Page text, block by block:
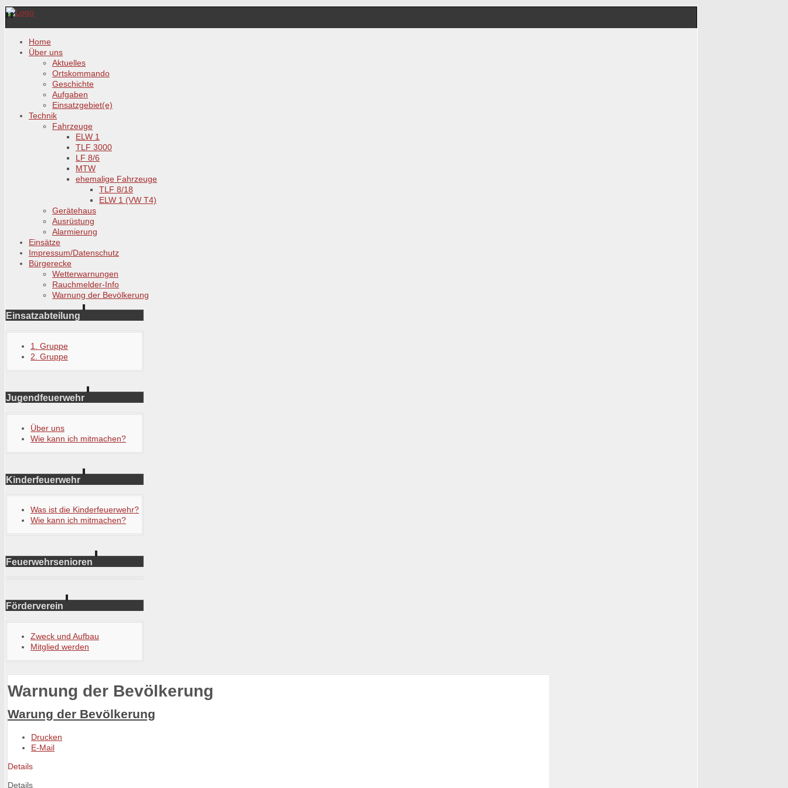
Home
Über uns
Aktuelles
Ortskommando
Geschichte
Aufgaben
Einsatzgebiet(e)
Technik
Fahrzeuge
ELW 1
TLF 3000
LF 8/6
MTW
ehemalige Fahrzeuge
TLF 8/18
ELW 1 (VW T4)
Gerätehaus
Ausrüstung
Alarmierung
Einsätze
Impressum/Datenschutz
Bürgerecke
Wetterwarnungen
Rauchmelder-Info
Warnung der Bevölkerung
Einsatzabteilung
1. Gruppe
2. Gruppe
Jugendfeuerwehr
Über uns
Wie kann ich mitmachen?
Kinderfeuerwehr
Was ist die Kinderfeuerwehr?
Wie kann ich mitmachen?
Feuerwehrsenioren
Förderverein
Zweck und Aufbau
Mitglied werden
Warnung der Bevölkerung
Warung der Bevölkerung
Drucken
E-Mail
Details
Details